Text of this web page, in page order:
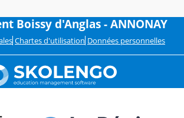
Boissy d'Anglas - ANNONAY
Chartes d'utilisation Données personnelles